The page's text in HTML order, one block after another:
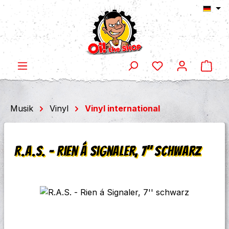
Zum Hauptinhalt springen
Musik Vinyl Vinyl international
R.A.S. - Rien á Signaler, 7'' schwarz
Bildergalerie überspringen